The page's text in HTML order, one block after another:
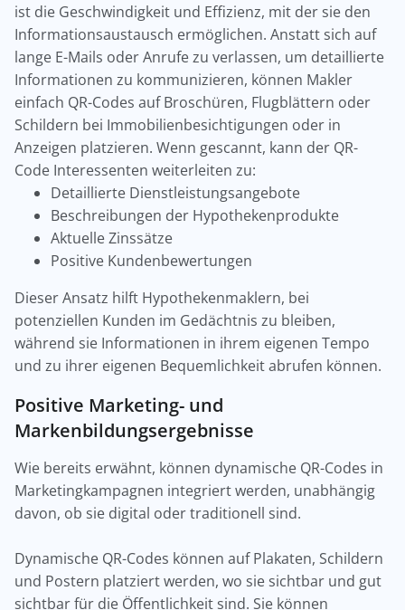
ist die Geschwindigkeit und Effizienz, mit der sie den
Informationsaustausch ermöglichen. Anstatt sich auf
lange E-Mails oder Anrufe zu verlassen, um detaillierte
Informationen zu kommunizieren, können Makler
einfach QR-Codes auf Broschüren, Flugblättern oder
Schildern bei Immobilienbesichtigungen oder in
Anzeigen platzieren. Wenn gescannt, kann der QR-
Code Interessenten weiterleiten zu:
Detaillierte Dienstleistungsangebote
Beschreibungen der Hypothekenprodukte
Aktuelle Zinssätze
Positive Kundenbewertungen
Dieser Ansatz hilft Hypothekenmaklern, bei
potenziellen Kunden im Gedächtnis zu bleiben,
während sie Informationen in ihrem eigenen Tempo
und zu ihrer eigenen Bequemlichkeit abrufen können.
Positive Marketing- und
Markenbildungsergebnisse
Wie bereits erwähnt, können dynamische QR-Codes in
Marketingkampagnen integriert werden, unabhängig
davon, ob sie digital oder traditionell sind.
Dynamische QR-Codes können auf Plakaten, Schildern
und Postern platziert werden, wo sie sichtbar und gut
sichtbar für die Öffentlichkeit sind. Sie können